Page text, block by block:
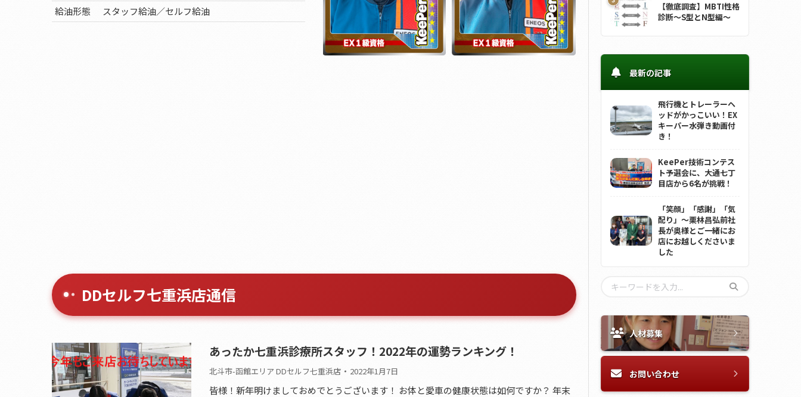
給油形態
スタッフ給油／セルフ給油
DDセルフ七重浜店通信
あったか七重浜診療所スタッフ！2022年の運勢ランキング！
北斗市-函館エリア DDセルフ七重浜店 2022年1月7日
皆様！新年明けましておめでとうございます！ お体と愛車の健康状態は如何ですか？ 年末
【徹底調査】MBTI性格
診断～S型とN型編～
最新の記事
飛行機とトレーラーヘ
ッドがかっこいい！EX
キーパー水弾き動画付
き！
KeePer技術コンテス
ト予選会に、大通七丁
目店から6名が挑戦！
「笑顔」「感謝」「気
配り」～栗林昌弘前社
長が奥様とご一緒にお
店にお越しくださいま
した
人材募集
お問い合わせ